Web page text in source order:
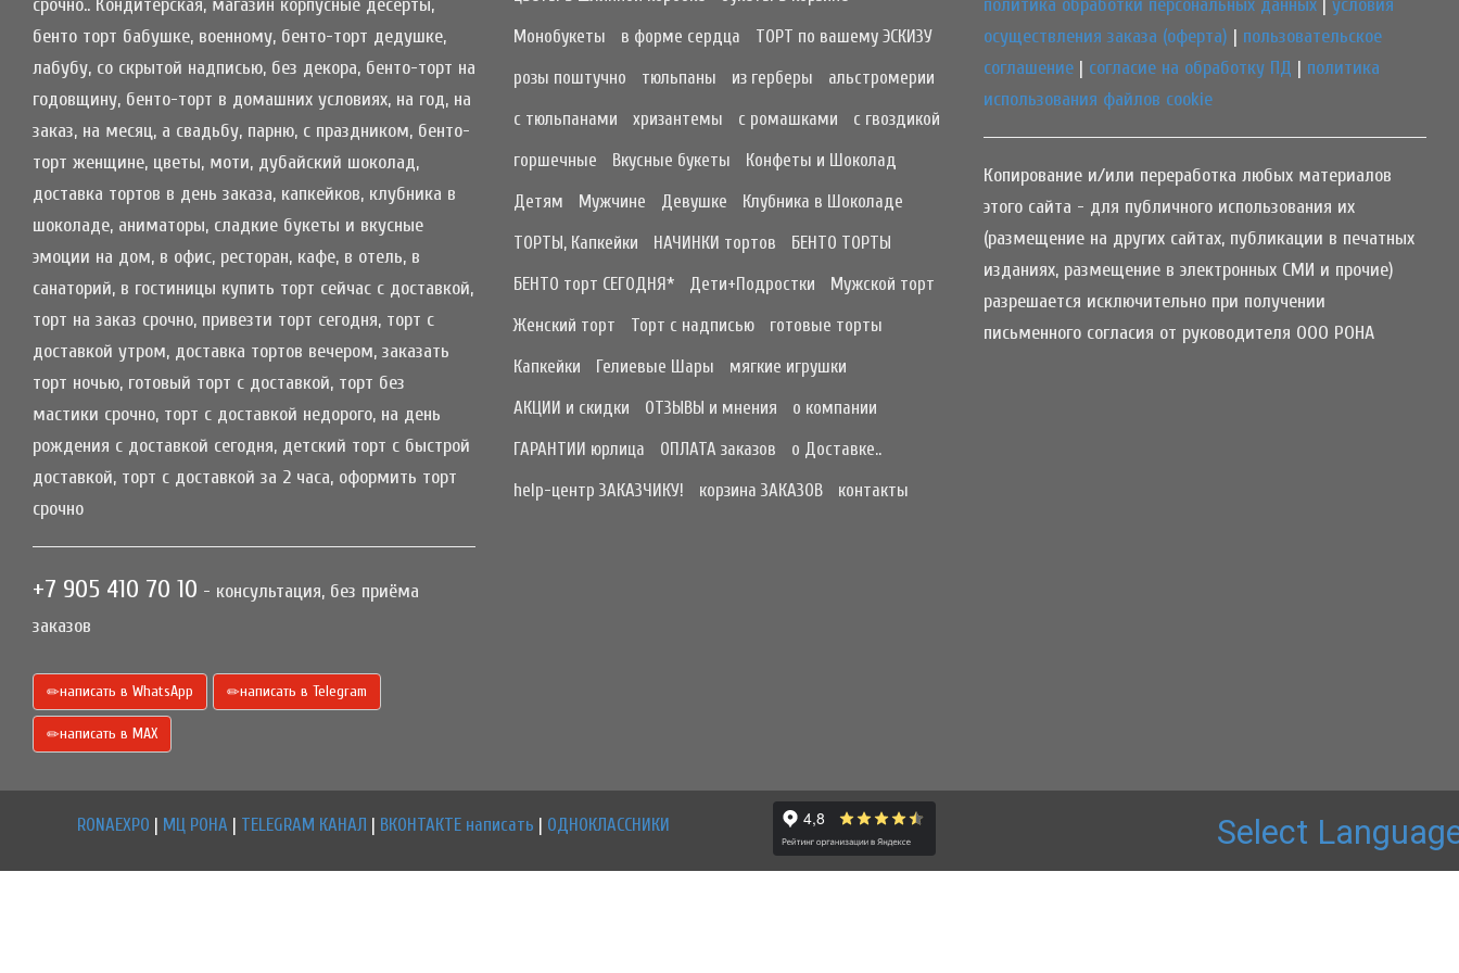
срочно.. Кондитерская, магазин корпусные десерты,
бенто торт бабушке, военному, бенто-торт дедушке,
лабубу, со скрытой надписью, без декора, бенто-торт на
годовщину, бенто-торт в домашних условиях, на год, на
заказ, на месяц, а свадьбу, парню, с праздником, бенто-
торт женщине, цветы, моти, дубайский шоколад,
доставка тортов в день заказа, капкейков, клубника в
шоколаде, аниматоры, сладкие букеты и вкусные
эмоции на дом, в офис, ресторан, кафе, в отель, в
санаторий, в гостиницы купить торт сейчас с доставкой,
торт на заказ срочно, привезти торт сегодня, торт с
доставкой утром, доставка тортов вечером, заказать
торт ночью, готовый торт с доставкой, торт без
мастики срочно, торт с доставкой недорого, на день
рождения с доставкой сегодня, детский торт с быстрой
доставкой, торт с доставкой за 2 часа, оформить торт
срочно
+7 905 410 70 10 - консультация, без приёма
заказов
написать в WhatsApp написать в Telegram
написать в МАХ
Монобукеты
в форме сердца
ТОРТ по вашему ЭСКИЗУ
розы поштучно
тюльпаны из герберы
альстромерии
с тюльпанами
хризантемы с ромашками
с гвоздикой
горшечные
Вкусные букеты
Конфеты и Шоколад
Детям
Мужчине Девушке
Клубника в Шоколаде
ТОРТЫ, Капкейки
НАЧИНКИ тортов
БЕНТО ТОРТЫ
БЕНТО торт СЕГОДНЯ*
Дети+Подростки
Мужской торт
Женский торт
Торт с надписью
готовые торты
Капкейки
Гелиевые Шары
мягкие игрушки
АКЦИИ и скидки
ОТЗЫВЫ и мнения
о компании
ГАРАНТИИ юрлица
ОПЛАТА заказов
о Доставке..
help-центр ЗАКАЗЧИКУ!
корзина ЗАКАЗОВ контакты
политика обработки персональных данных | условия
осуществления заказа (оферта) | пользовательское
соглашение | согласие на обработку ПД | политика
использования файлов cookie
Копирование и/или переработка любых материалов
этого сайта - для публичного использования их
(размещение на других сайтах, публикации в печатных
изданиях, размещение в электронных СМИ и прочие)
разрешается исключительно при получении
письменного согласия от руководителя ООО РОНА
RONAEXPO | МЦ РОНА | TELEGRAM КАНАЛ | ВКОНТАКТЕ написать | ОДНОКЛАССНИКИ Select